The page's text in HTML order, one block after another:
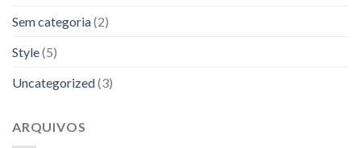
Sem categoria(2)
Style(5)
Uncategorized(3)
ARQUIVOS